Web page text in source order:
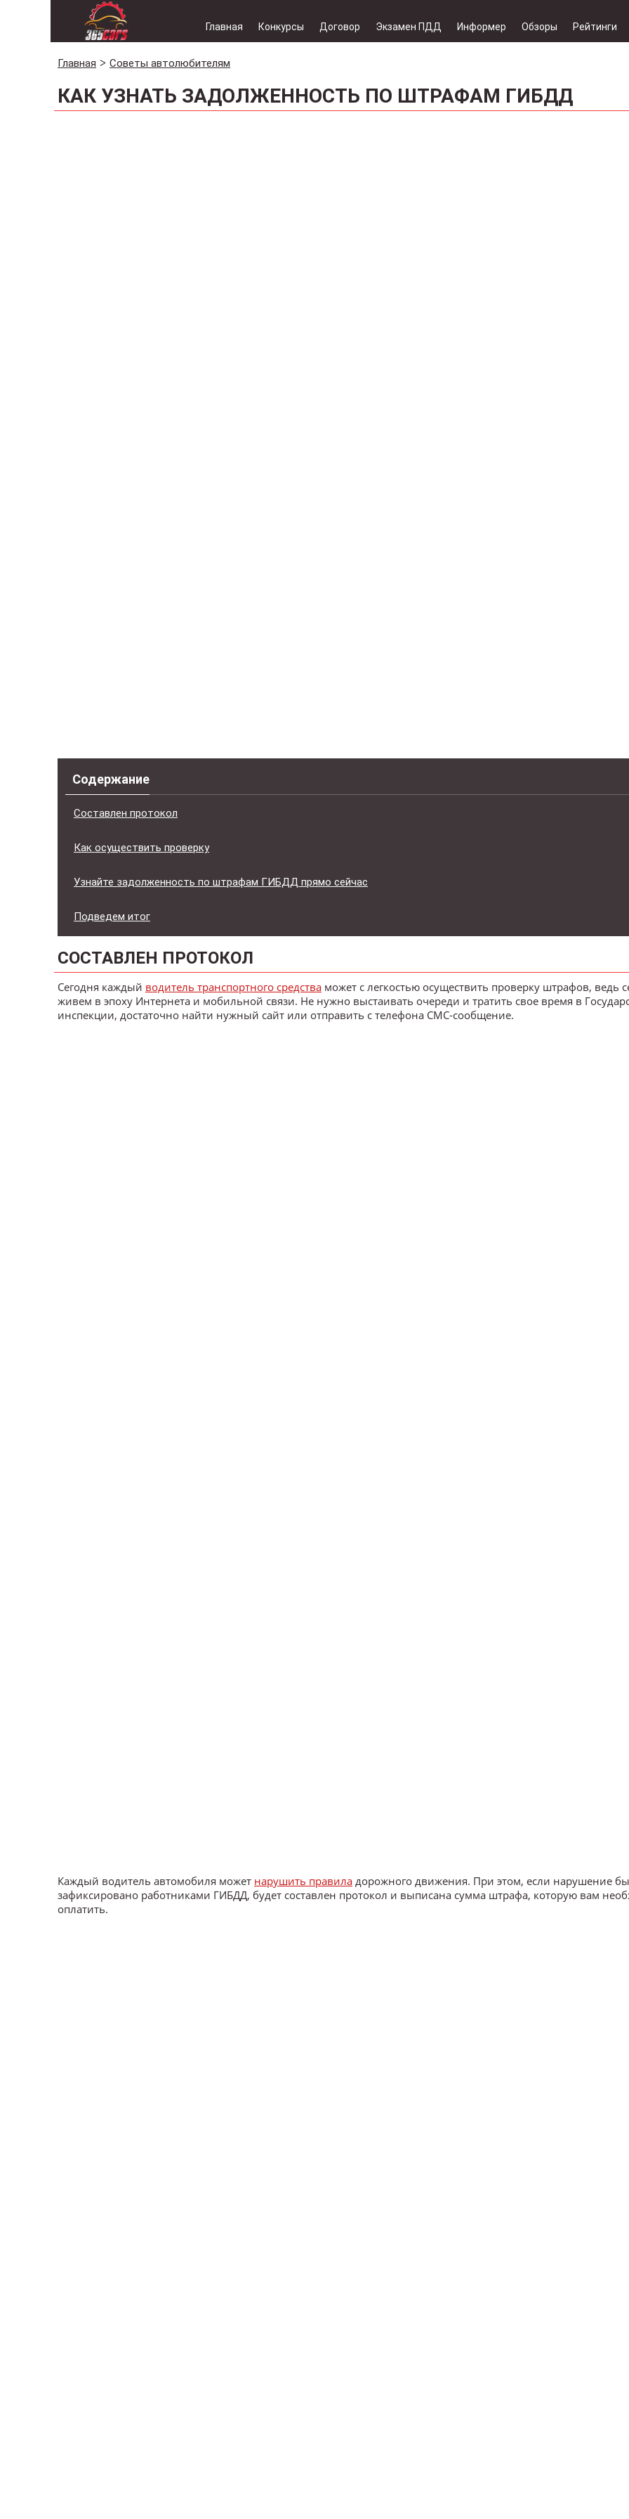
Главная Конкурсы Договор Экзамен ПДД Информер Обзоры Рейтинги
Главная Советы автолюбителям
КАК УЗНАТЬ ЗАДОЛЖЕННОСТЬ ПО ШТРАФАМ ГИБДД
Содержание
Составлен протокол
Как осуществить проверку
Узнайте задолженность по штрафам ГИБДД прямо сейчас
Подведем итог
СОСТАВЛЕН ПРОТОКОЛ
Сегодня каждый водитель транспортного средства может с легкостью осуществить проверку штрафов, ведь
живем в эпоху Интернета и мобильной связи. Не нужно выстаивать очереди и тратить свое время в
инспекции, достаточно найти нужный сайт или отправить с телефона СМС-сообщение.
Каждый водитель автомобиля может нарушить правила дорожного движения. При этом, если нарушение
зафиксировано работниками ГИБДД, будет составлен протокол и выписана сумма штрафа, которую вам
оплатить.